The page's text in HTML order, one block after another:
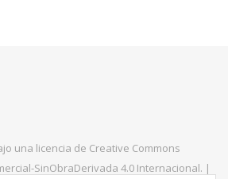
una licencia de Creative Commons
SinObraDerivada 4.0 Internacional. |